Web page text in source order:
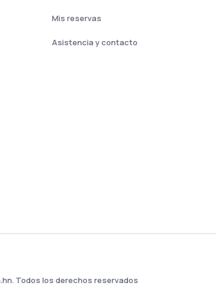
Mis reservas
Asistencia y contacto
Todos los derechos reservados